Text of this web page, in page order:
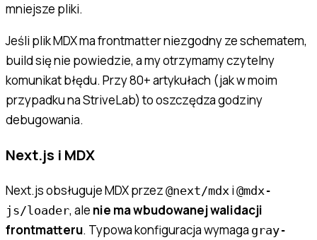
mniejsze pliki.
Jeśli plik MDX ma frontmatter niezgodny ze schematem,
build się nie powiedzie, a my otrzymamy czytelny
komunikat błędu. Przy 80+ artykułach (jak w moim
przypadku na StriveLab) to oszczędza godziny
debugowania.
Next.js i MDX
Next.js obsługuje MDX przez @next/mdx i @mdx-
js/loader, ale nie ma wbudowanej walidacji
frontmatteru. Typowa konfiguracja wymaga gray-